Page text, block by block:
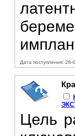
Дата поступления:
Цель